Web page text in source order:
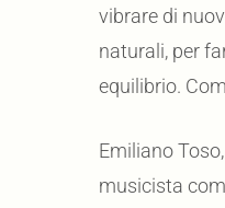
vibrare di
naturali, per
equilibrio.
Emiliano
musicista